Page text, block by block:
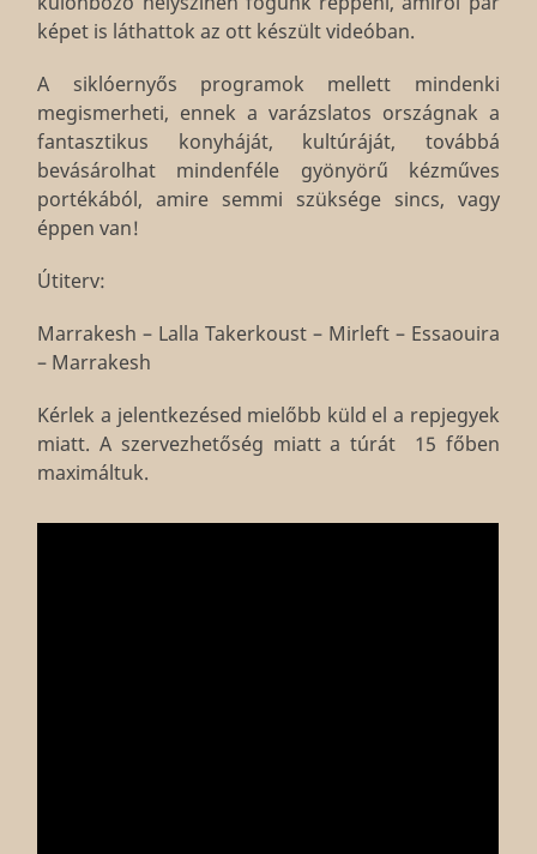
képet is láthattok az ott készült videóban.
A siklóernyős programok mellett mindenki
megismerheti, ennek a varázslatos országnak a
fantasztikus konyháját, kultúráját, továbbá
bevásárolhat mindenféle gyönyörű kézműves
portékából, amire semmi szüksége sincs, vagy
éppen van!
Útiterv:
Marrakesh – Lalla Takerkoust – Mirleft – Essaouira
– Marrakesh
Kérlek a jelentkezésed mielőbb küld el a repjegyek
miatt. A szervezhetőség miatt a túrát 15 főben
maximáltuk.